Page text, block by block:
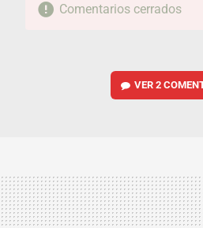
Comentarios cerrados
VER2